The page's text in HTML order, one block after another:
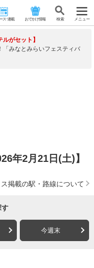
ス･連載 おでかけ情報 検 索 メニュー
ルがセット】
「みなとみらいフェスティバ
年2月21日(土)】
掲載の駅・路線について
す
今週末